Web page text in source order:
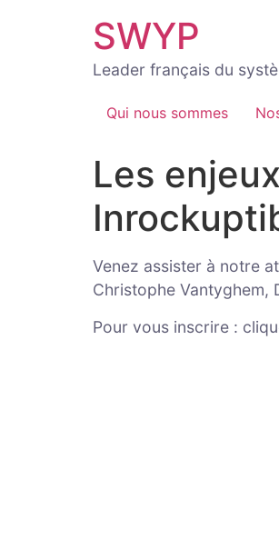
SWYP
Leader français du
Qui nous sommes
Les
Venez assister à notre
Christophe Vantyghem,
Pour vous inscrire :